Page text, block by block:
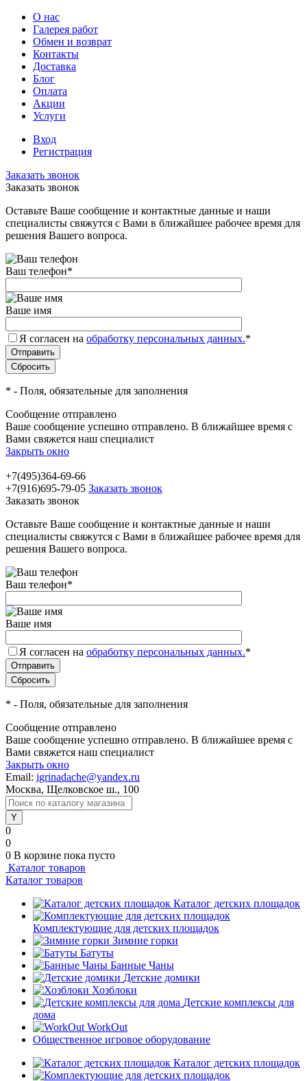
О нас
Галерея работ
Обмен и возврат
Контакты
Доставка
Блог
Оплата
Акции
Услуги
Вход
Регистрация
Заказать звонок
Заказать звонок
Оставьте Ваше сообщение и контактные данные и наши
специалисты свяжутся с Вами в ближайшее рабочее время для
решения Вашего вопроса.
Ваш телефон*
Ваше имя
Я согласен на обработку персональных данных.*
* - Поля, обязательные для заполнения
Сообщение отправлено
Ваше сообщение успешно отправлено. В ближайшее время с
Вами свяжется наш специалист
Закрыть окно
+7(495)364-69-66
+7(916)695-79-05 Заказать звонок
Заказать звонок
Оставьте Ваше сообщение и контактные данные и наши
специалисты свяжутся с Вами в ближайшее рабочее время для
решения Вашего вопроса.
Ваш телефон*
Ваше имя
Я согласен на обработку персональных данных.*
* - Поля, обязательные для заполнения
Сообщение отправлено
Ваше сообщение успешно отправлено. В ближайшее время с
Вами свяжется наш специалист
Закрыть окно
Email: igrinadache@yandex.ru
Москва, Щелковское ш., 100
0
0
0 В корзине пока пусто
Каталог товаров
Каталог товаров
Каталог детских площадок
Комплектующие для детских площадок
Зимние горки
Батуты
Банные Чаны
Детские домики
Хозблоки
Детские комплексы для
дома
WorkOut
Общественное игровое оборудование
Каталог детских площадок